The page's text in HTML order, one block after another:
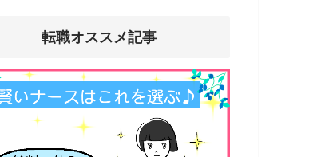
転職オススメ記事